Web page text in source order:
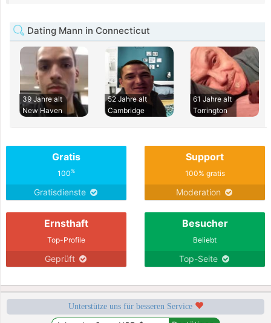
Dating Mann in Connecticut
39 Jahre alt
New Haven
52 Jahre alt
Cambridge
61 Jahre alt
Torrington
Gratis
100%
Gratisdienste
Support
100% gratis
Moderation
Ernsthaft
Top-Profile
Geprüft
Besucher
Beliebt
Top-Seite
Unterstütze uns für besseren Service